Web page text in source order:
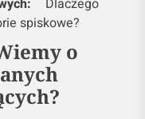
Dlaczego
spiskowe?
o